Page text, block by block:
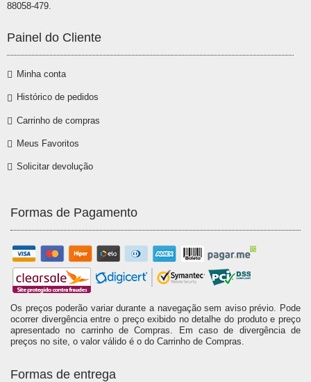
88058-479.
Painel do Cliente
Minha conta
Histórico de pedidos
Carrinho de compras
Meus Favoritos
Solicitar devolução
Formas de Pagamento
Os preços poderão variar durante a navegação sem aviso prévio. Pode
ocorrer divergência entre o preço exibido no detalhe do produto e preço
apresentado no carrinho de Compras. Em caso de divergência de
preços no site, o valor válido é o do Carrinho de Compras.
Formas de entrega